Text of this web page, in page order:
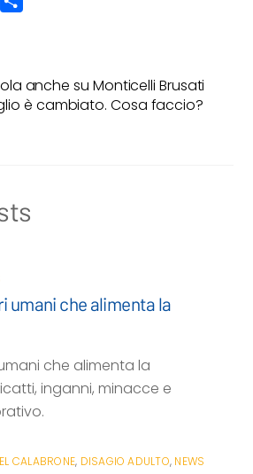
i
v
anche su Monticelli Brusati
è cambiato. Cosa faccio?
umani che alimenta la
che alimenta la
inganni, minacce e
CALABRONE, DISAGIO ADULTO, NEWS